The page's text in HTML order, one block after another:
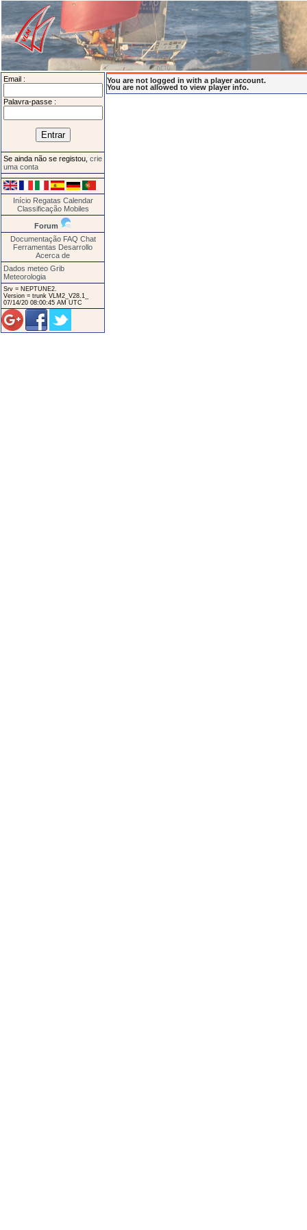
Email :
Palavra-passe :
Se ainda não se registou, crie
uma conta
Início Regatas Calendar
Classificação Mobiles
Forum
Documentação FAQ Chat
Ferramentas Desarrollo
Acerca de
Dados meteo Grib
Meteorologia
Srv = NEPTUNE2.
Version = trunk VLM2_V28.1_
07/14/20 08:00:45 AM UTC
You are not logged in with a player account.
You are not allowed to view player info.